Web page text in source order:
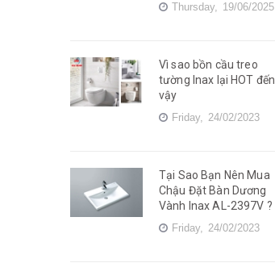
Thursday, 19/06/2025
Vì sao bồn cầu treo
tường Inax lại HOT đến
vậy
Friday, 24/02/2023
Tại Sao Bạn Nên Mua
Chậu Đặt Bàn Dương
Vành Inax AL-2397V ?
Friday, 24/02/2023